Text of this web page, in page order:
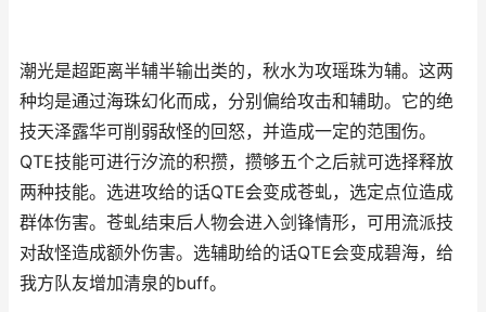
潮光是超距离半辅半输出类的，秋水为攻瑶珠为辅。这两
种均是通过海珠幻化而成，分别偏给攻击和辅助。它的绝
技天泽露华可削弱敌怪的回怒，并造成一定的范围伤。
QTE技能可进行汐流的积攒，攒够五个之后就可选择释放
两种技能。选进攻给的话QTE会变成苍虬，选定点位造成
群体伤害。苍虬结束后人物会进入剑锋情形，可用流派技
对敌怪造成额外伤害。选辅助给的话QTE会变成碧海，给
我方队友增加清泉的buff。